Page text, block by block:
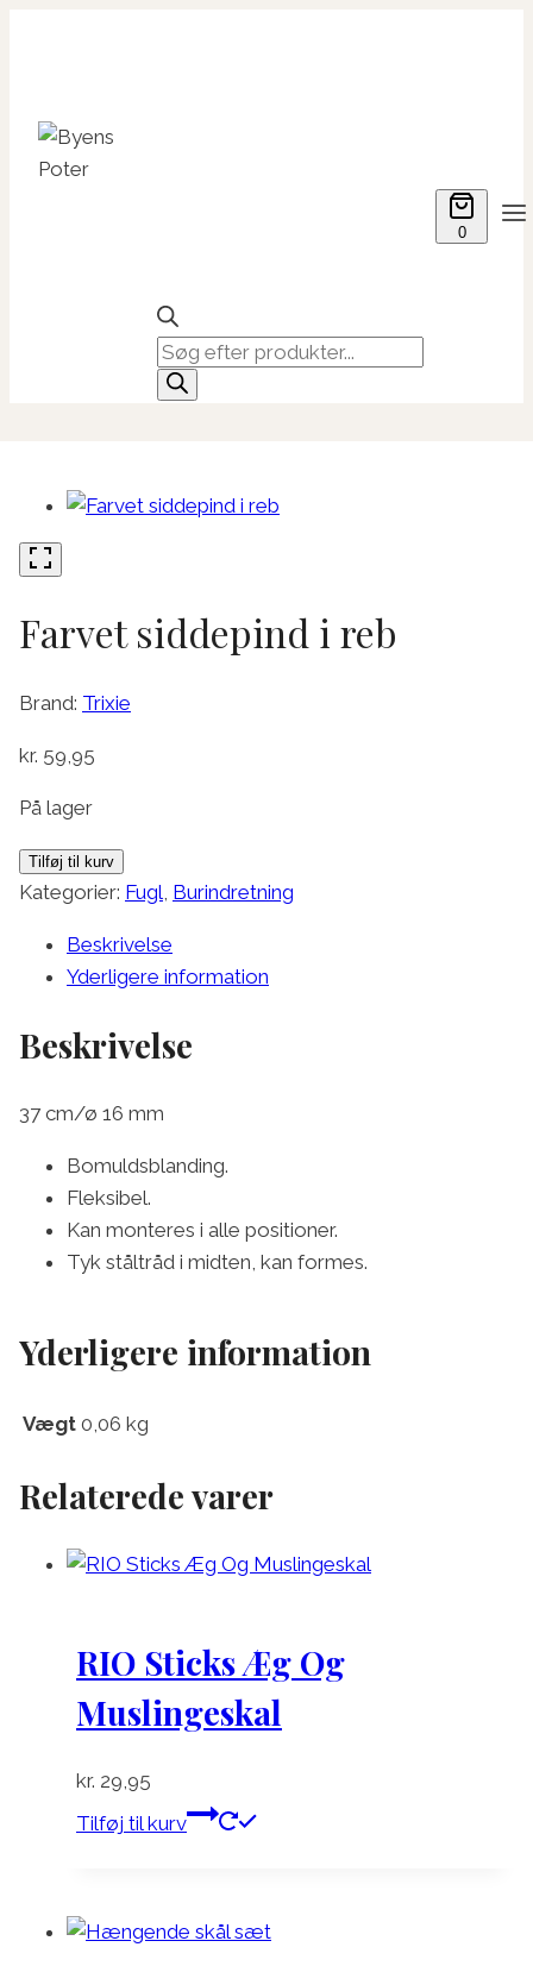
Products
search
0
Farvet siddepind i reb
Brand: Trixie
kr. 59,95
På lager
Farvet
siddepind
reb
antal
Tilføj til kurv
Kategorier: Fugl Burindretning
Beskrivelse
Yderligere information
Beskrivelse
37 cm/ø 16 mm
Bomuldsblanding.
Fleksibel.
Kan monteres i alle positioner.
Tyk ståltråd i midten, kan formes.
Yderligere information
Vægt 0,06 kg
Relaterede varer
RIO Sticks Æg Og
Muslingeskal
kr. 29,95
Tilføj til kurv